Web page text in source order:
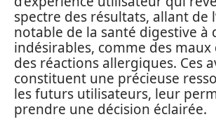
spectre des résultats, allant de
notable de la santé digestive à
indésirables, comme des maux
des réactions allergiques. Ces
constituent une précieuse
les futurs utilisateurs, leur
prendre une décision éclairée.